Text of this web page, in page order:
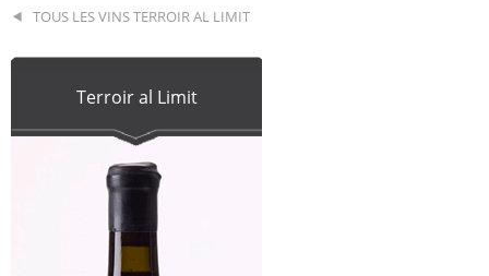
TOUS LES VINS TERROIR AL LIMIT
Terroir al Limit